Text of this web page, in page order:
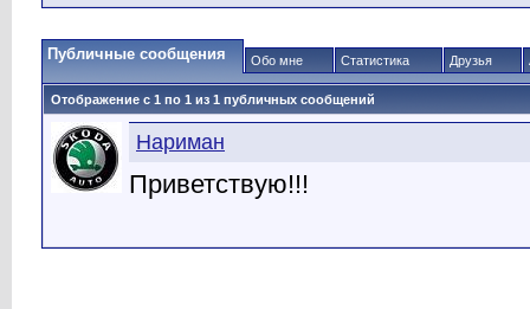
Публичные сообщения Обо мне Статистика Друзья
Отображение с 1 по 1 из 1 публичных сообщений
Нариман
Приветствую!!!